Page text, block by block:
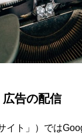
広告の配信
イト」）では